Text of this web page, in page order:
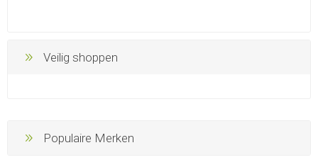
Veilig shoppen
Populaire Merken